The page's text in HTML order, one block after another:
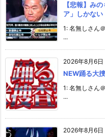
【悲報】み
ア」しかない
1: 名無しさん
...
2026年8月6日
NEW踊る大
1: 名無しさん
...
2026年8月6日